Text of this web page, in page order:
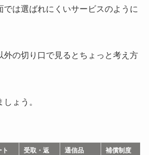
では選ばれにくいサービスのように
外の切り口で見るとちょっと考え方
ょう。
ト 受取・返 通信品 補償制度